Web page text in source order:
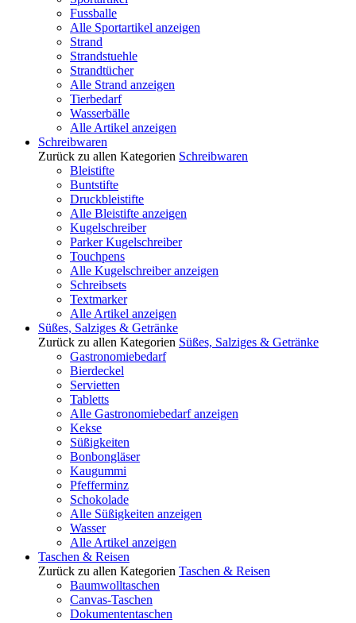
Fussballe
Alle Sportartikel anzeigen
Strand
Strandstuehle
Strandtücher
Alle Strand anzeigen
Tierbedarf
Wasserbälle
Alle Artikel anzeigen
Schreibwaren
Zurück zu allen Kategorien Schreibwaren
Bleistifte
Buntstifte
Druckbleistifte
Alle Bleistifte anzeigen
Kugelschreiber
Parker Kugelschreiber
Touchpens
Alle Kugelschreiber anzeigen
Schreibsets
Textmarker
Alle Artikel anzeigen
Süßes, Salziges & Getränke
Zurück zu allen Kategorien Süßes, Salziges & Getränke
Gastronomiebedarf
Bierdeckel
Servietten
Tabletts
Alle Gastronomiebedarf anzeigen
Kekse
Süßigkeiten
Bonbongläser
Kaugummi
Pfefferminz
Schokolade
Alle Süßigkeiten anzeigen
Wasser
Alle Artikel anzeigen
Taschen & Reisen
Zurück zu allen Kategorien Taschen & Reisen
Baumwolltaschen
Canvas-Taschen
Dokumententaschen